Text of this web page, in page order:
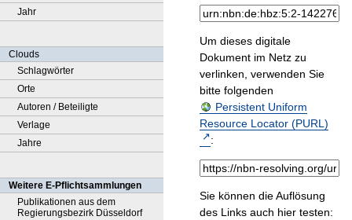
Jahr
Clouds
Schlagwörter
Orte
Autoren / Beteiligte
Verlage
Jahre
Weitere E-Pflichtsammlungen
Publikationen aus dem
Regierungsbezirk Düsseldorf
Um dieses digitale
Dokument im Netz zu
verlinken, verwenden Sie
bitte folgenden
Persistent Uniform
Resource Locator (PURL)
:
Sie können die Auflösung
des Links auch hier testen: